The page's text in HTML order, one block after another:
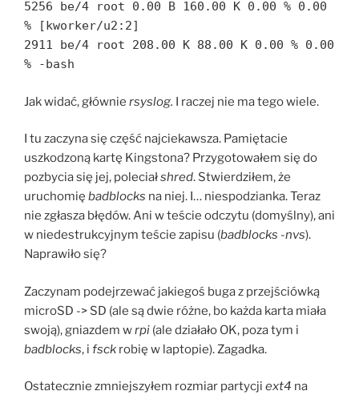
5256 be/4 root 0.00 B 160.00 K 0.00 % 0.00
% [kworker/u2:2]
2911 be/4 root 208.00 K 88.00 K 0.00 % 0.00
% -bash
Jak widać, głównie rsyslog. I raczej nie ma tego wiele.
I tu zaczyna się część najciekawsza. Pamiętacie
uszkodzoną kartę Kingstona? Przygotowałem się do
pozbycia się jej, poleciałshred. Stwierdziłem, że
uruchomię badblocks na niej. I… niespodzianka. Teraz
nie zgłasza błędów. Ani w teście odczytu (domyślny), ani
w niedestrukcyjnym teście zapisu (badblocks -nvs).
Naprawiło się?
Zaczynam podejrzewać jakiegoś buga z przejściówką
microSD -> SD (ale są dwie różne, bo każda karta miała
swoją), gniazdem wrpi (ale działało OK, poza tym i
badblocks, i fsck robię w laptopie). Zagadka.
Ostatecznie zmniejszyłem rozmiar partycji ext4 na